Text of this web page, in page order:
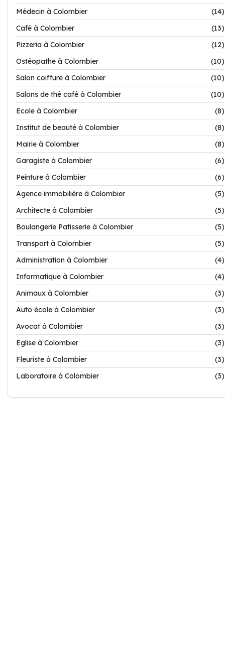
Médecin à Colombier
(14)
Café à Colombier
(13)
Pizzeria à Colombier
(12)
Ostéopathe à Colombier
(10)
Salon coiffure à Colombier
(10)
Salons de thé café à Colombier
(10)
Ecole à Colombier
(8)
Institut de beauté à Colombier
(8)
Mairie à Colombier
(8)
Garagiste à Colombier
(6)
Peinture à Colombier
(6)
Agence immobilière à Colombier
(5)
Architecte à Colombier
(5)
Boulangerie Patisserie à Colombier
(5)
Transport à Colombier
(5)
Administration à Colombier
(4)
Informatique à Colombier
(4)
Animaux à Colombier
(3)
Auto école à Colombier
(3)
Avocat à Colombier
(3)
Eglise à Colombier
(3)
Fleuriste à Colombier
(3)
Laboratoire à Colombier
(3)